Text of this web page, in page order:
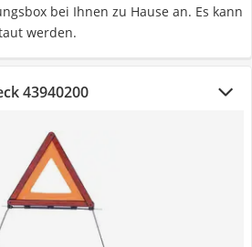
bei Ihnen zu Hause an. Es kann
werden.
43940200